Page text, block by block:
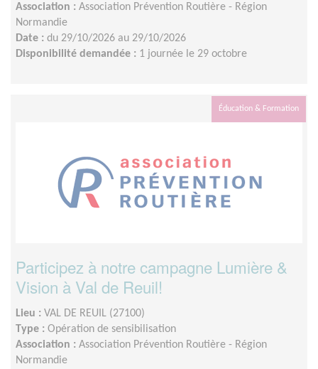
Association : Association Prévention Routière - Région
Normandie
Date : du 29/10/2026 au 29/10/2026
Disponibilité demandée : 1 journée le 29 octobre
Éducation & Formation
Participez à notre campagne Lumière &
Vision à Val de Reuil!
Lieu : VAL DE REUIL (27100)
Type : Opération de sensibilisation
Association : Association Prévention Routière - Région
Normandie